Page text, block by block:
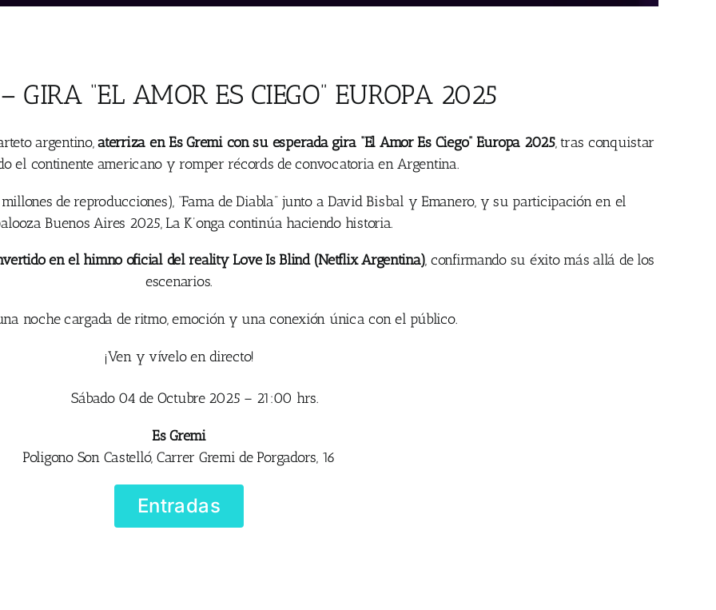
GIRA “EL AMOR ES CIEGO” EUROPA 2025
argentino,aterriza en Es Gremi con su esperada gira “El Amor Es Ciego” Europa 2025, tras conquistar
el continente americano y romper récords de convocatoria en Argentina.
de reproducciones), “Fama de Diabla” junto a David Bisbal y Emanero, y su participación en el
Buenos Aires 2025, La K’onga continúa haciendo historia.
en el himno oficial del reality Love Is Blind (Netflix Argentina), confirmando su éxito más allá de los
escenarios.
noche cargada de ritmo, emoción y una conexión única con el público.
¡Ven y vívelo en directo!
Sábado 04 de Octubre 2025 – 21:00 hrs.
Es Gremi
Poligono Son Castelló, Carrer Gremi de Porgadors, 16
Entradas